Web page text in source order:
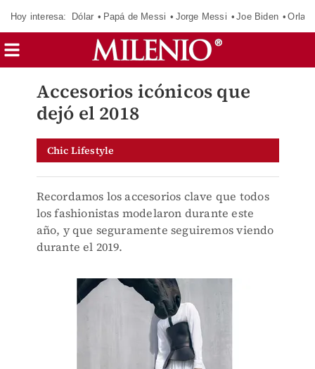
Hoy interesa: Dólar Papá de Messi Jorge Messi Joe Biden
Accesorios icónicos que
dejó el 2018
Chic Lifestyle
Recordamos los accesorios clave que todos
los fashionistas modelaron durante este
año, y que seguramente seguiremos viendo
durante el 2019.